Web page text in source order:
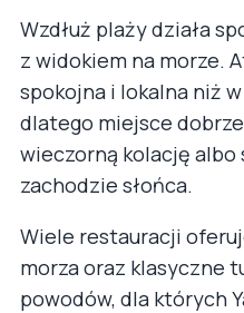
Wzdłuż plaży działa
z widokiem na morze.
spokojna i lokalna niż
dlatego miejsce
wieczorną kolację albo
zachodzie słońca.
Wiele restauracji
morza oraz klasyczne
powodów, dla których